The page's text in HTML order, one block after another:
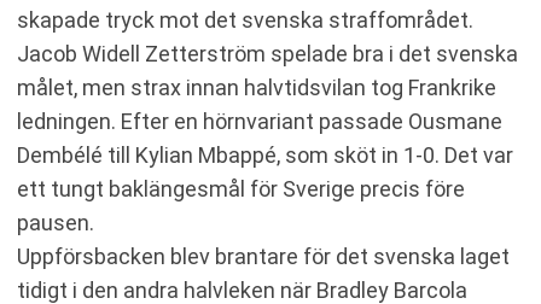
skapade tryck mot det svenska straffområdet.
Jacob Widell Zetterström spelade bra i det svenska
målet, men strax innan halvtidsvilan tog Frankrike
ledningen. Efter en hörnvariant passade Ousmane
Dembélé till Kylian Mbappé, som sköt in 1-0. Det var
ett tungt baklängesmål för Sverige precis före
pausen.
Uppförsbacken blev brantare för det svenska laget
tidigt i den andra halvleken när Bradley Barcola